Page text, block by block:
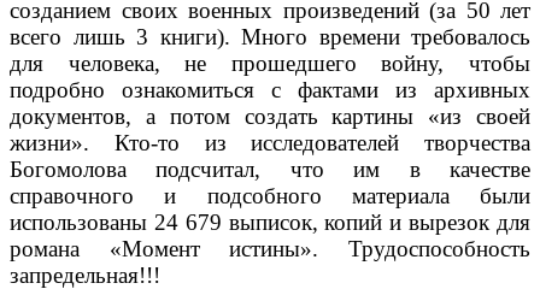
созданием своих военных произведений (за 50 лет
всего лишь 3 книги). Много времени требовалось
для человека, не прошедшего войну, чтобы
подробно ознакомиться с фактами из архивных
документов, а потом создать картины «из своей
жизни». Кто-то из исследователей творчества
Богомолова подсчитал, что им в качестве
справочного и подсобного материала были
использованы 24 679 выписок, копий и вырезок для
романа «Момент истины». Трудоспособность
запредельная!!!